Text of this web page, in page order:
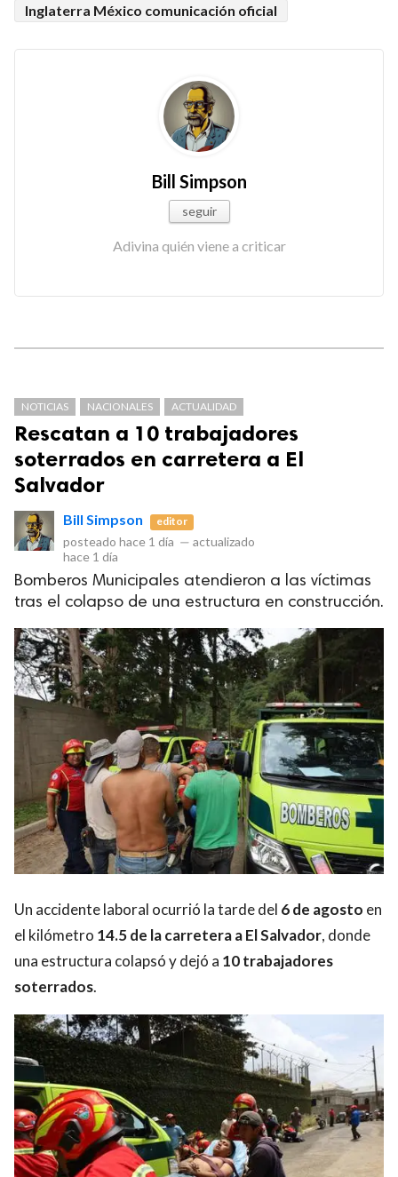
Inglaterra México comunicación oficial
Bill Simpson
seguir
Adivina quién viene a criticar
NOTICIAS NACIONALES ACTUALIDAD
Rescatan a 10 trabajadores
soterrados en carretera a El
Salvador
Bill Simpson editor
posteado hace 1 día — actualizado
hace 1 día
Bomberos Municipales atendieron a las víctimas
tras el colapso de una estructura en construcción.
Un accidente laboral ocurrió la tarde del 6 de agosto en
el kilómetro 14.5 de la carretera a El Salvador, donde
una estructura colapsó y dejó a 10 trabajadores
soterrados.